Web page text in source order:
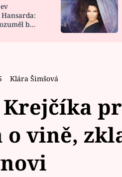
NOVINKY
by
Klára Šimšová
Krejčíka
o vině,